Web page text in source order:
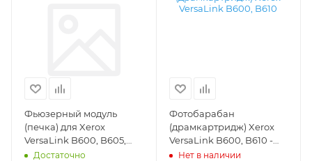
Фьюзерный модуль
(печка) для Xerox
VersaLink B600, B605,
B610, B615 (115R00140)
Достаточно
Фотобарабан
(драмкартридж) Xerox
VersaLink B600, B610 -
101r00582
Нет в наличии